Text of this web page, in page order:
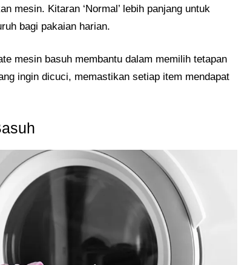
mesin. Kitaran ‘Normal’ lebih panjang untuk
bagi pakaian harian.
mesin basuh membantu dalam memilih tetapan
ingin dicuci, memastikan setiap item mendapat